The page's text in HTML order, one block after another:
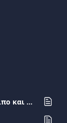
Πώς να διαχειριστείτε κινήσεις, υπόλοιπο και φόρτιση της Viva Employee Debit κάρτας